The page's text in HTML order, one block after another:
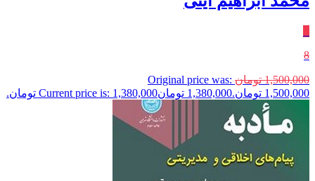
8
1,500,000 تومان Original price was:
1,500,000 تومان.
1,380,000 تومانCurrent price is: 1,380,000 تومان.